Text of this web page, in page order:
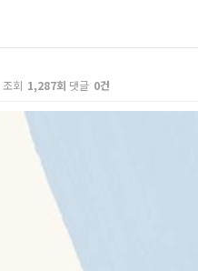
조회 1,287회 댓글 0건